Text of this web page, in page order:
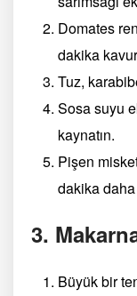
Domates
dakika
Tuz,
Sosa suyu
kaynatın.
Pişen
dakika
3.
Büyük bir